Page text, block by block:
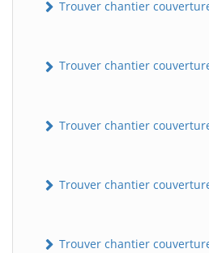
Trouver chantier
Trouver chantier
Trouver chantier
Trouver chantier
Trouver chantier